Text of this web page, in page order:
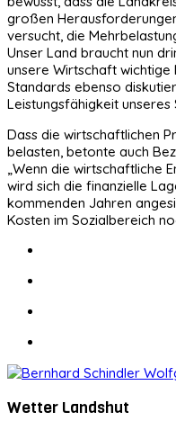
großen
versucht, die
Unser Land braucht nun
unsere Wirtschaft wichtige
Standards ebenso
Leistungsfähigkeit unseres
Dass die wirtschaftlichen
belasten, betonte auch
„Wenn die wirtschaftliche
wird sich die finanzielle
kommenden Jahren
Kosten im Sozialbereich
Wetter Landshut